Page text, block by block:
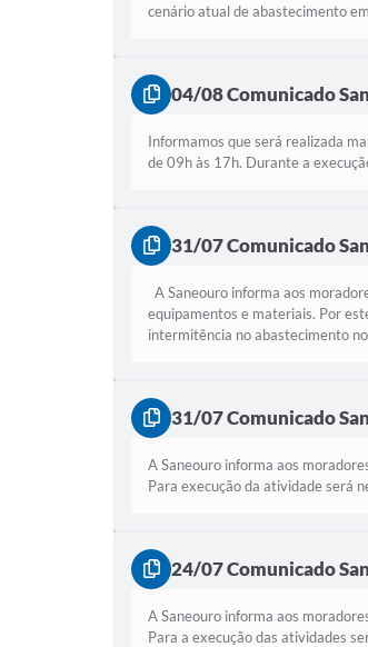
cenário atual de abastecimento
04/08 Comunicado
Informamos que será realizada
de 09h às 17h. Durante a
31/07 Comunicado
A Saneouro informa aos
equipamentos e materiais. Por
intermitência no abastecimento
31/07 Comunicado
A Saneouro informa aos
Para execução da atividade será
24/07 Comunicado
A Saneouro informa aos
Para a execução das atividades